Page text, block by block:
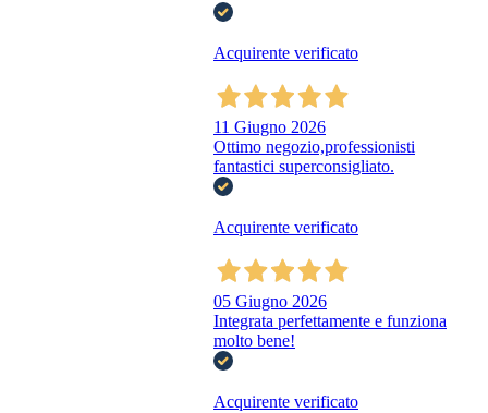
Acquirente verificato
11 Giugno 2026
Ottimo negozio,professionisti
fantastici superconsigliato.
Acquirente verificato
05 Giugno 2026
Integrata perfettamente e funziona
molto bene!
Acquirente verificato